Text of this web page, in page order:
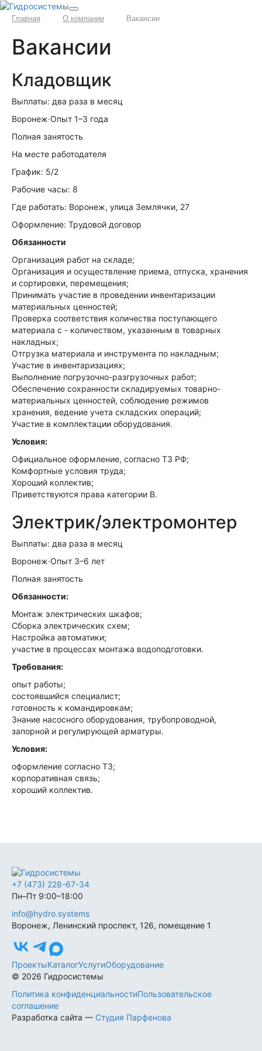
Главная О компании Вакансии
Вакансии
Кладовщик
Выплаты: два раза в месяц
Воронеж·Опыт 1–3 года
Полная занятость
На месте работодателя
График: 5/2
Рабочие часы: 8
Где работать: Воронеж, улица Землячки, 27
Оформление: Трудовой договор
Обязанности
Организация работ на складе;
Организация и осуществление приема, отпуска, хранения
и сортировки, перемещения;
Принимать участие в проведении инвентаризации
материальных ценностей;
Проверка соответствия количества поступающего
материала с - количеством, указанным в товарных
накладных;
Отгрузка материала и инструмента по накладным;
Участие в инвентаризациях;
Выполнение погрузочно-разгрузочных работ;
Обеспечение сохранности складируемых товарно-
материальных ценностей, соблюдение режимов
хранения, ведение учета складских операций;
Участие в комплектации оборудования.
Условия:
Официальное оформление, согласно ТЗ РФ;
Комфортные условия труда;
Хороший коллектив;
Приветствуются права категории В.
Электрик/электромонтер
Выплаты: два раза в месяц
Воронеж·Опыт 3–6 лет
Полная занятость
Обязанности:
Монтаж электрических шкафов;
Сборка электрических схем;
Настройка автоматики;
участие в процессах монтажа водоподготовки.
Требования:
опыт работы;
состоявшийся специалист;
готовность к командировкам;
Знание насосного оборудования, трубопроводной,
запорной и регулирующей арматуры.
Условия:
оформление согласно ТЗ;
корпоративная связь;
хороший коллектив.
+7 (473) 228-67-34
Пн–Пт 9:00–18:00
info@hydro.systems
Воронеж, Ленинский проспект, 126, помещение 1
ПроектыКаталогУслугиОборудование
© 2026 Гидросистемы
Политика конфиденциальностиПользовательское
соглашение
Разработка сайта — Студия Парфенова